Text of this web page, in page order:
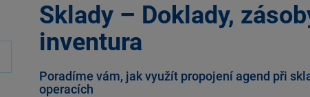
Sklady – Doklady,
inventura
Poradíme vám, jak využít propojení agend při
operacích